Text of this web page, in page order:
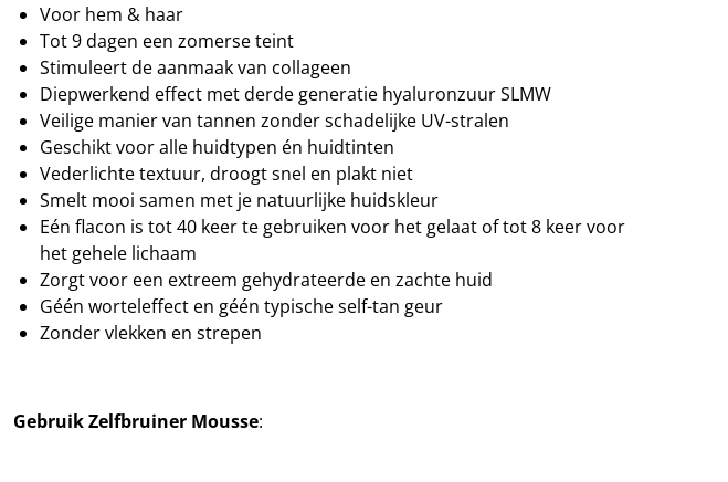
Voor hem & haar
Tot 9 dagen een zomerse teint
Stimuleert de aanmaak van collageen
Diepwerkend effect met derde generatie hyaluronzuur SLMW
Veilige manier van tannen zonder schadelijke UV-stralen
Geschikt voor alle huidtypen én huidtinten
Vederlichte textuur, droogt snel en plakt niet
Smelt mooi samen met je natuurlijke huidskleur
Eén flacon is tot 40 keer te gebruiken voor het gelaat of tot 8 keer voor
het gehele lichaam
Zorgt voor een extreem gehydrateerde en zachte huid
Géén worteleffect en géén typische self-tan geur
Zonder vlekken en strepen
Gebruik Zelfbruiner Mousse: